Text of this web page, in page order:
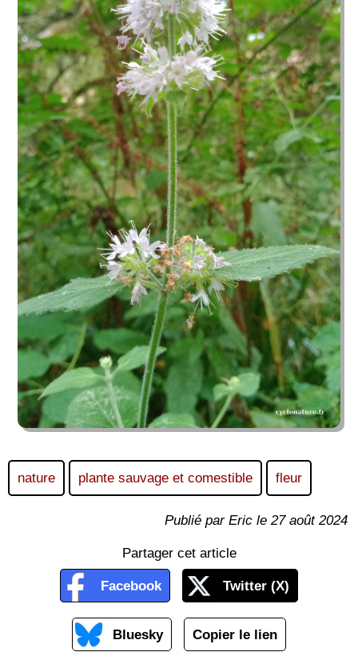
nature plante sauvage et comestible fleur
Publié par Eric le 27 août 2024
Partager cet article
Facebook Twitter (X)
Bluesky Copier le lien